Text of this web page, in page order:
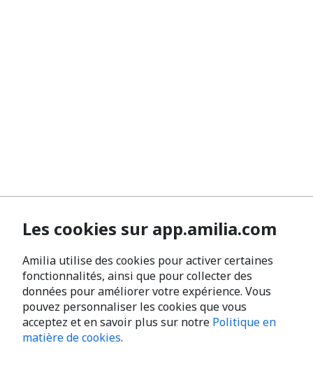
Les cookies sur app.amilia.com
Amilia utilise des cookies pour activer certaines
fonctionnalités, ainsi que pour collecter des
données pour améliorer votre expérience. Vous
pouvez personnaliser les cookies que vous
acceptez et en savoir plus sur notre Politique en
matière de cookies.